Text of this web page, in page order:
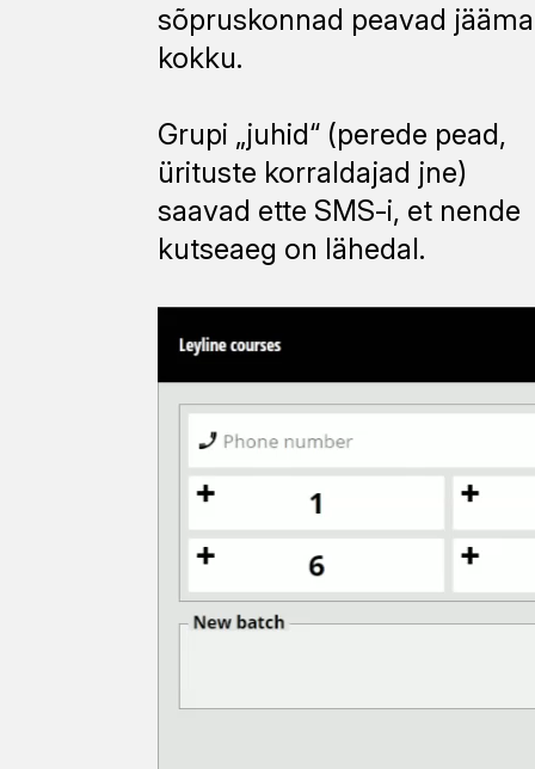
sõpruskonnad peavad jääma
kokku.
Grupi „juhid“ (perede pead,
ürituste korraldajad jne)
saavad ette SMS-i, et nende
kutseaeg on lähedal.